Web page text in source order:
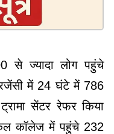
से ज्यादा लोग पहुंचे
में 24 घंटे में 786
सेंटर रेफर किया
कॉलेज में पहुंचे 232